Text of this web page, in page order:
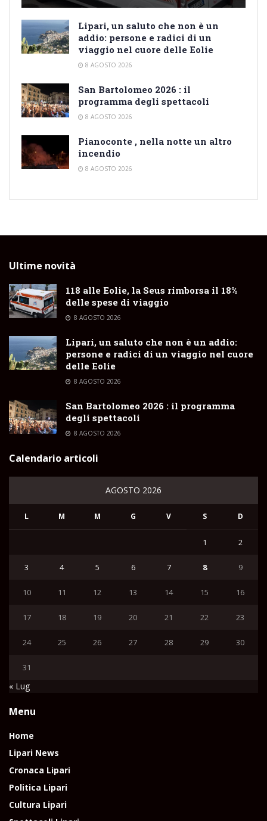
Lipari, un saluto che non è un
addio: persone e radici di un
viaggio nel cuore delle Eolie
8 AGOSTO 2026
San Bartolomeo 2026 : il
programma degli spettacoli
8 AGOSTO 2026
Pianoconte , nella notte un altro
incendio
8 AGOSTO 2026
Ultime novità
118 alle Eolie, la Seus rimborsa il 18%
delle spese di viaggio
8 AGOSTO 2026
Lipari, un saluto che non è un addio:
persone e radici di un viaggio nel cuore
delle Eolie
8 AGOSTO 2026
San Bartolomeo 2026 : il programma
degli spettacoli
8 AGOSTO 2026
Calendario articoli
AGOSTO 2026
L M M G V S D
1 2
3 4 5 6 7 8 9
10 11 12 13 14 15 16
17 18 19 20 21 22 23
24 25 26 27 28 29 30
31
« Lug
Menu
Home
Lipari News
Cronaca Lipari
Politica Lipari
Cultura Lipari